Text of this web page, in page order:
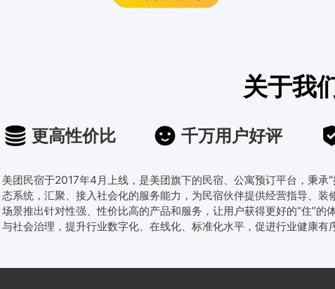
关于我
更高性价比 千万用户好评
美团民宿于2017年4月上线，是美团旗下的民宿、公寓预订平台，秉承
态系统，汇聚、接入社会化的服务能力，为民宿伙伴提供经营指导、
场景推出针对性强、性价比高的产品和服务，让用户获得更好的“住”
与社会治理，提升行业数字化、在线化、标准化水平，促进行业健康有